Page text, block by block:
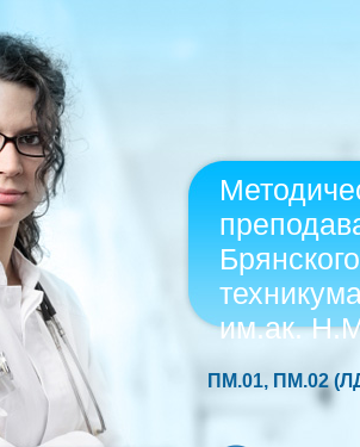
им.ак.
ПМ.01, ПМ.02